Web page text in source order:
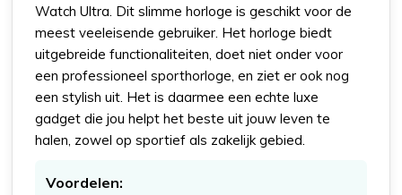
Watch Ultra. Dit slimme horloge is geschikt voor de
meest veeleisende gebruiker. Het horloge biedt
uitgebreide functionaliteiten, doet niet onder voor
een professioneel sporthorloge, en ziet er ook nog
een stylish uit. Het is daarmee een echte luxe
gadget die jou helpt het beste uit jouw leven te
halen, zowel op sportief als zakelijk gebied.
Voordelen: